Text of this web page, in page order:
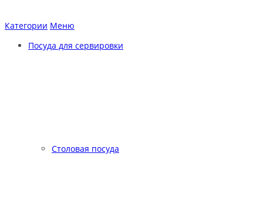
Категории Меню
Посуда для сервировки
Столовая посуда